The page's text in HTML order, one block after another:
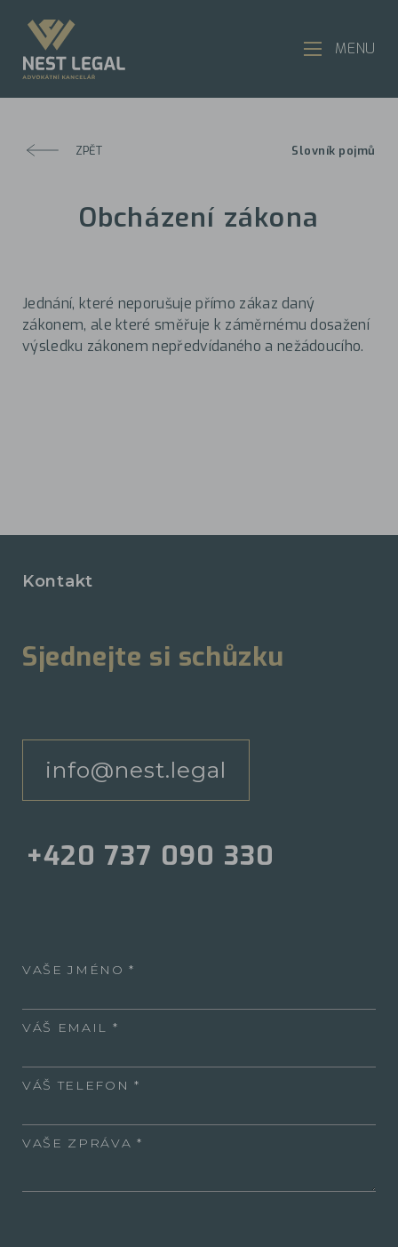
ZPĚT Slovník pojmů
Obcházení zákona
Jednání, které neporušuje přímo zákaz daný
zákonem, ale které směřuje k záměrnému dosažení
výsledku zákonem nepředvídaného a nežádoucího.
Kontakt
Sjednejte si schůzku
info@nest.legal
+420 737 090 330
VAŠE JMÉNO
VÁŠ EMAIL
VÁŠ TELEFON
VAŠE ZPRÁVA
MENU